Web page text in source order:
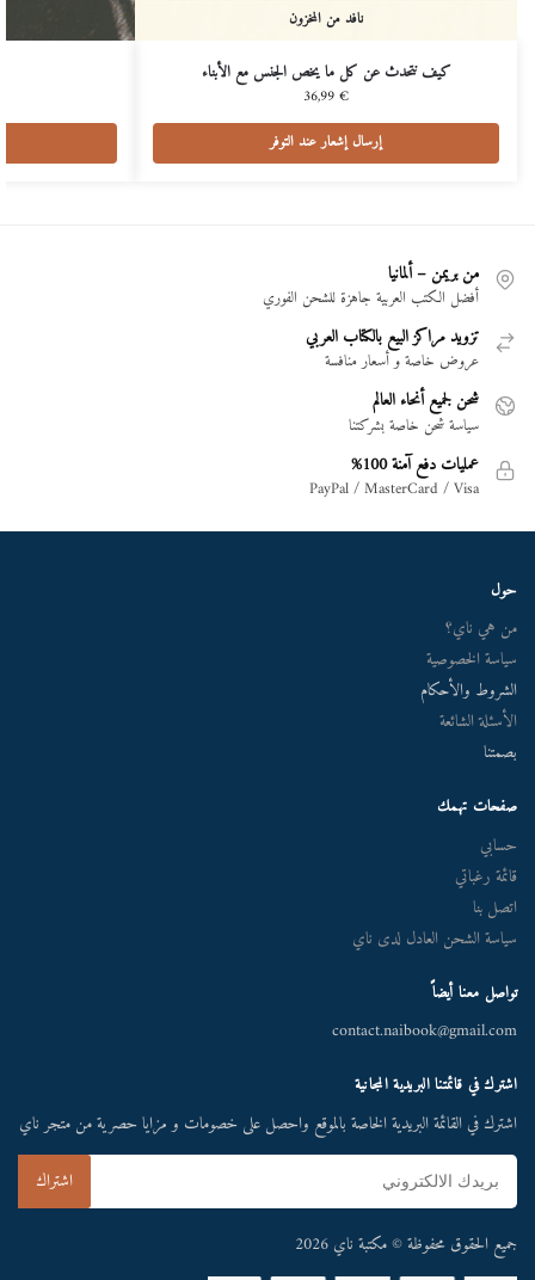
نافد من المخزون
كيف نتحدث عن كل ما يخص الجنس مع الأبناء
36,99€
إرسال إشعار عند التوفر
من بريمن – ألمانيا
أفضل الكتب العربية جاهزة للشحن الفوري
تزويد مراكز البيع بالكتاب العربي
عروض خاصة و أسعار منافسة
شحن لجميع أنحاء العالم
سياسة شحن خاصة بشركتنا
عمليات دفع آمنة 100%
PayPal / MasterCard / Visa
حول
من هي ناي؟
سياسة الخصوصية
الشروط والأحكام
الأسئلة الشائعة
بصمتنا
صفحات تهمك
حسابي
قائمة رغباتي
اتصل بنا
سياسة الشحن العادل لدى ناي
تواصل معنا أيضاً
contact.naibook@gmail.com
اشترك في قائمتنا البريدية المجانية
اشترك في القائمة البريدية الخاصة بالموقع واحصل على خصومات و مزايا حصرية من متجر ناي
جميع الحقوق محفوظة © مكتبة ناي 2026